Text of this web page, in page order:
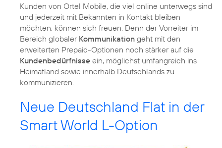
Kunden von Ortel Mobile, die viel online unterwegs sind
und jederzeit mit Bekannten in Kontakt bleiben
möchten, können sich freuen. Denn der Vorreiter im
Bereich globaler Kommunikation geht mit den
erweiterten Prepaid-Optionen noch stärker auf die
Kundenbedürfnisse ein, möglichst umfangreich ins
Heimatland sowie innerhalb Deutschlands zu
kommunizieren.
Neue Deutschland Flat in der
Smart World L-Option